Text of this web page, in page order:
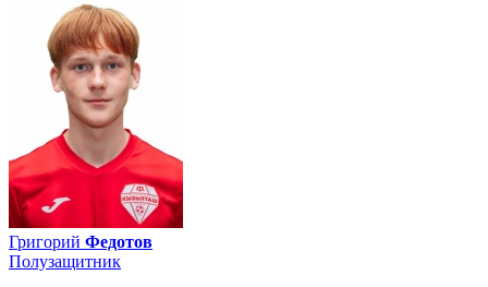
Григорий Федотов
Полузащитник